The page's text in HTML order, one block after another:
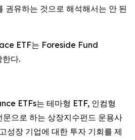
권유하는 것으로 해석해서는 안 된
ETF는 Foreside Fund
다.
ETFs는 테마형 ETF, 인컴형
문으로 하는 상장지수펀드 운용사
성장 기업에 대한 투자 기회를 제